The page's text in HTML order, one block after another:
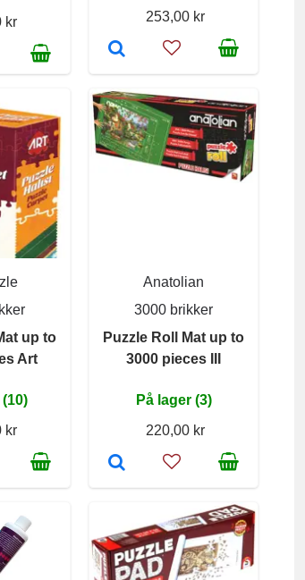
kr
253,00 kr
up to
Art
kr
Anatolian
3000 brikker
Puzzle Roll Mat up to
3000 pieces III
På lager (3)
220,00 kr